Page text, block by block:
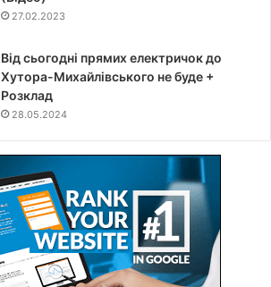
27.02.2023
Від сьогодні прямих електричок до
Хутора-Михайлівського не буде +
Розклад
28.05.2024